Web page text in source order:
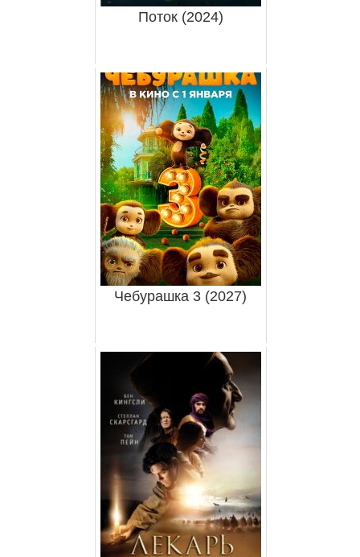
Поток (2024)
Чебурашка 3 (2027)